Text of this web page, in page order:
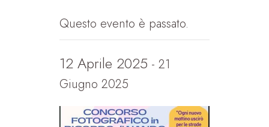
Questo evento è passato.
12 Aprile 2025 - 21
Giugno 2025